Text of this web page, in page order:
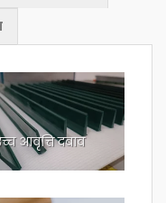
आवृत्ति दबाव